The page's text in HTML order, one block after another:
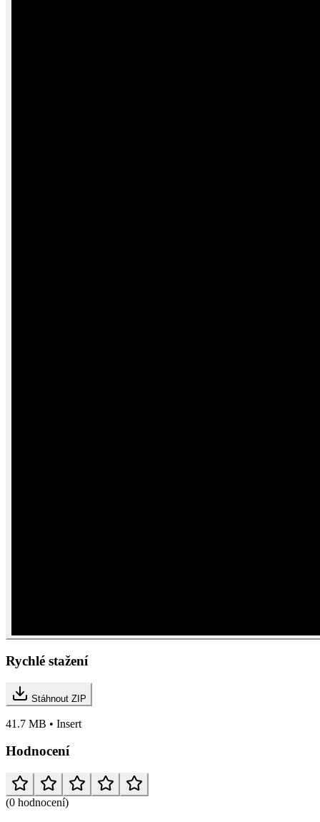
Rychlé stažení
Stáhnout ZIP
41.7 MB • Insert
Hodnocení
(0 hodnocení)